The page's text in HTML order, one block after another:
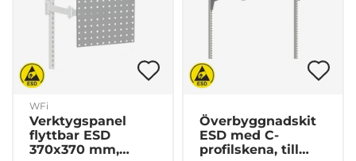
WFi
Verktygspanel
flyttbar ESD
370x370 mm,
Överbyggnadskit
ESD med C-
profilskena, till